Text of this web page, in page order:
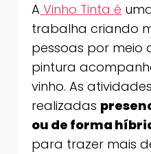
A Vinho Tinta é
trabalha criando
pessoas por meio
pintura
vinho. As
realizadas
ou de forma
para trazer mais